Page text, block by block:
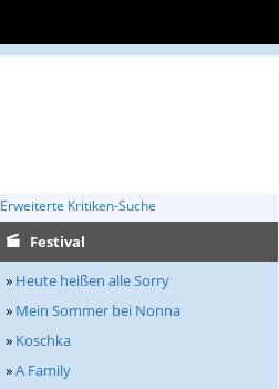
Erweiterte Kritiken-Suche
Festival
» Heute heißen alle Sorry
» Mein Sommer bei Nonna
» Koschka
»A Family